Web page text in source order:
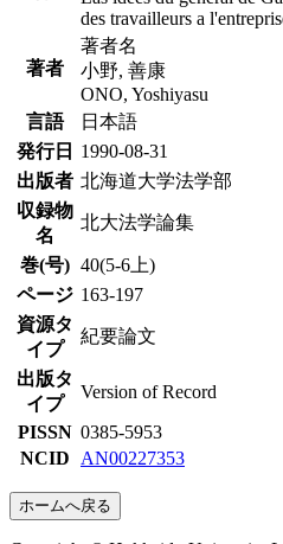
des travailleurs a
著者
著者名
小野, 善康
ONO, Yoshiyasu
言語
日本語
発行日
1990-08-31
出版者 北海道大学法学部
収録物
名
北大法学論集
巻(号) 40(5-6上)
ページ 163-197
資源タ
イプ
紀要論文
出版タ
イプ
Version of Record
PISSN 0385-5953
NCID
AN00227353
ホームへ戻る